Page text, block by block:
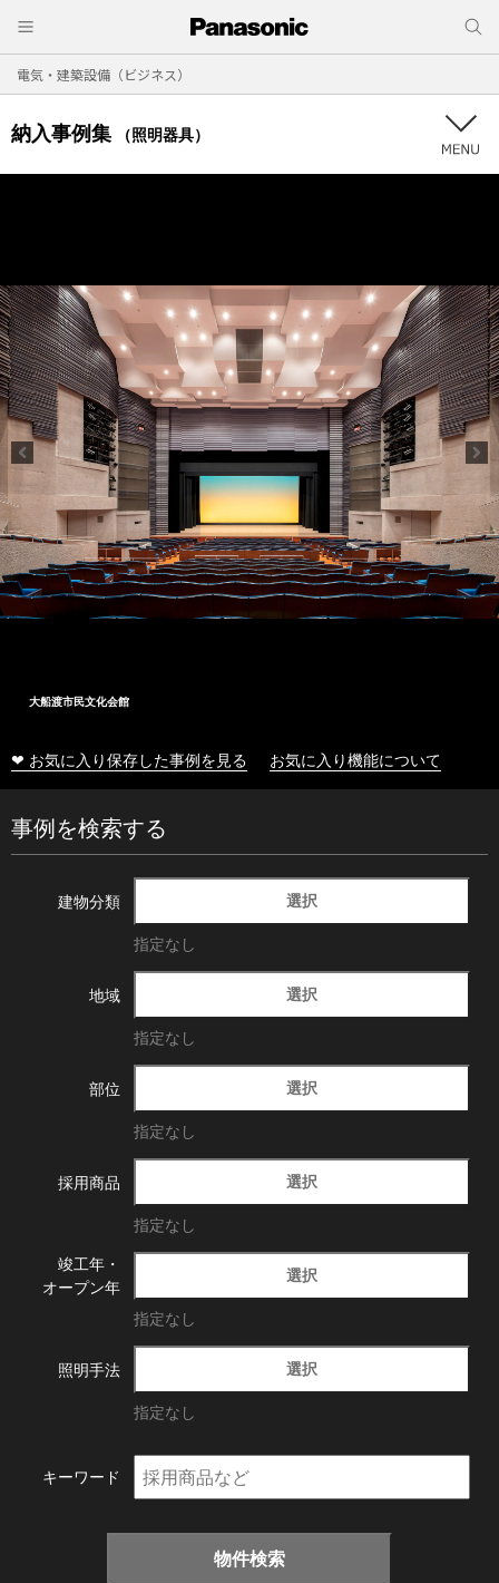
電気・建築設備（ビジネス）
納入事例集 （照明器具）
大船渡市民文化会館
❤ お気に入り保存した事例を見る お気に入り機能について
事例を検索する
建物分類 選択
指定なし
地域 選択
指定なし
部位 選択
指定なし
採用商品 選択
指定なし
竣工年・
オープン年
選択
指定なし
照明手法 選択
指定なし
キーワード
物件検索